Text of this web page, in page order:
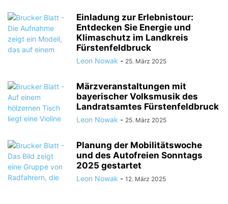
Einladung zur Erlebnistour:
Entdecken Sie Energie und
Klimaschutz im Landkreis
Fürstenfeldbruck
Leon Nowak - 25. März 2025
Märzveranstaltungen mit
bayerischer Volksmusik des
Landratsamtes Fürstenfeldbruck
Leon Nowak - 25. März 2025
Planung der Mobilitätswoche
und des Autofreien Sonntags
2025 gestartet
Leon Nowak - 12. März 2025